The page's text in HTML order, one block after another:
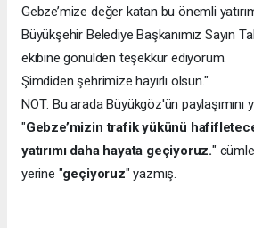
Gebze’mize değer katan bu önemli
Büyükşehir Belediye Başkanımız Sayın
ekibine gönülden teşekkür ediyorum.
Şimdiden şehrimize hayırlı olsun."
NOT: Bu arada Büyükgöz'ün paylaşımını
"Gebze’mizin trafik yükünü
yatırımı daha hayata geçiyoruz."
yerine "geçiyoruz" yazmış.